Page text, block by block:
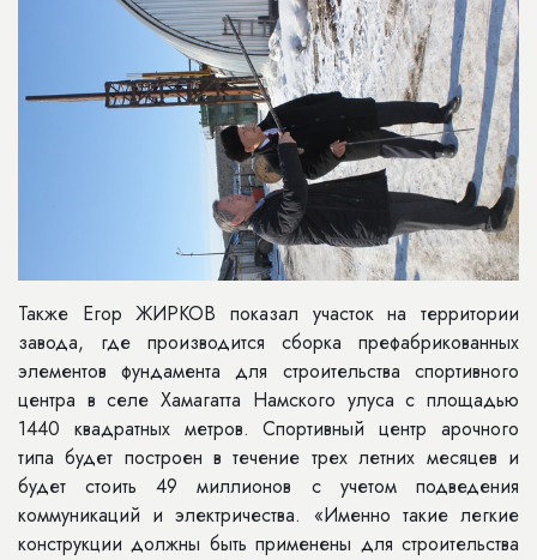
Также Егор ЖИРКОВ показал участок на территории
завода, где производится сборка префабрикованных
элементов фундамента для строительства спортивного
центра в селе Хамагатта Намского улуса с площадью
1440 квадратных метров. Спортивный центр арочного
типа будет построен в течение трех летних месяцев и
будет стоить 49 миллионов с учетом подведения
коммуникаций и электричества. «Именно такие легкие
конструкции должны быть применены для строительства